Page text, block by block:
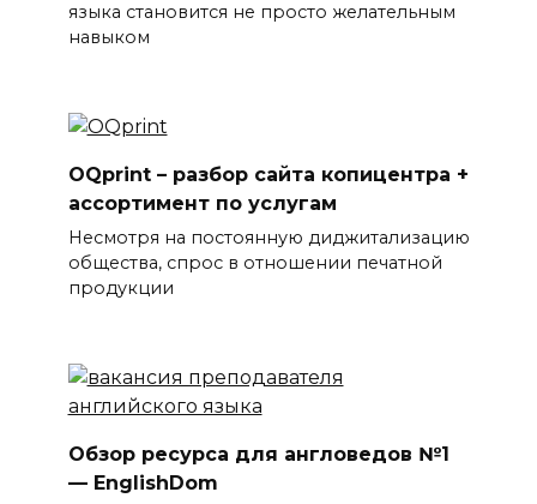
языка становится не просто желательным
навыком
OQprint – разбор сайта копицентра +
ассортимент по услугам
Несмотря на постоянную диджитализацию
общества, спрос в отношении печатной
продукции
Обзор ресурса для англоведов №1
— EnglishDom